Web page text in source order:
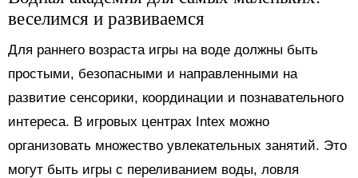
веселимся и развиваемся
Для раннего возраста игры на воде должны быть
простыми, безопасными и направленными на
развитие сенсорики, координации и познавательного
интереса. В игровых центрах Intex можно
организовать множество увлекательных занятий. Это
могут быть игры с переливанием воды, ловля